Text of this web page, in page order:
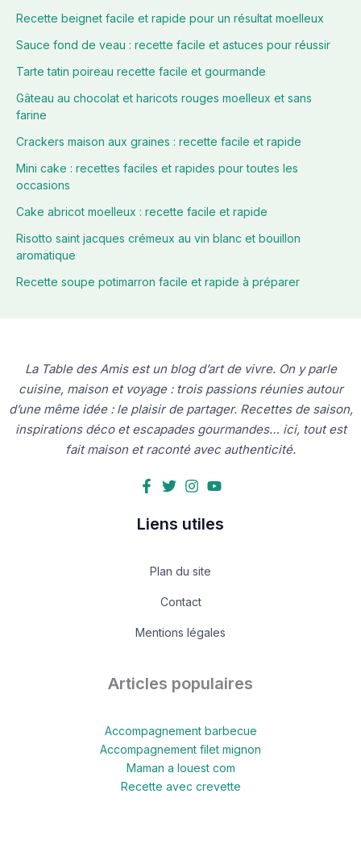
Recette beignet facile et rapide pour un résultat moelleux
Sauce fond de veau : recette facile et astuces pour réussir
Tarte tatin poireau recette facile et gourmande
Gâteau au chocolat et haricots rouges moelleux et sans
farine
Crackers maison aux graines : recette facile et rapide
Mini cake : recettes faciles et rapides pour toutes les
occasions
Cake abricot moelleux : recette facile et rapide
Risotto saint jacques crémeux au vin blanc et bouillon
aromatique
Recette soupe potimarron facile et rapide à préparer
La Table des Amis est un blog d’art de vivre. On y parle
cuisine, maison et voyage : trois passions réunies autour
d’une même idée : le plaisir de partager. Recettes de saison,
inspirations déco et escapades gourmandes… ici, tout est
fait maison et raconté avec authenticité.
Liens utiles
Plan du site
Contact
Mentions légales
Articles populaires
Accompagnement barbecue
Accompagnement filet mignon
Maman a louest com
Recette avec crevette